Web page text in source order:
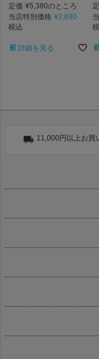
定価 ¥5,380のところ
当店特別価格 ¥2,690
税込
詳細を見る
11,000円以上お買